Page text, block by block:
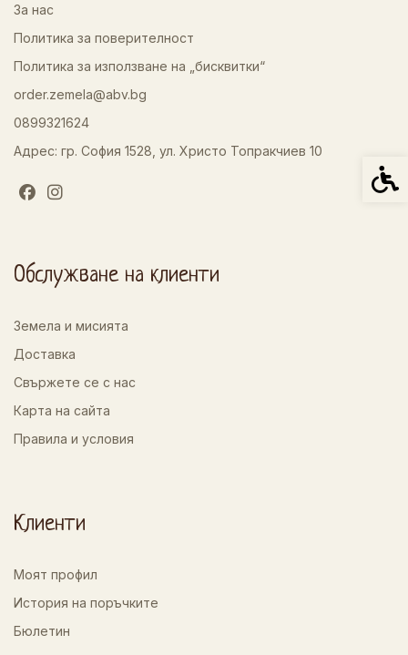
За нас
Политика за поверителност
Политика за използване на „бисквитки“
order.zemela@abv.bg
0899321624
Адрес: гр. София 1528, ул. Христо Топракчиев 10
Обслужване на клиенти
Земела и мисията
Доставка
Свържете се с нас
Карта на сайта
Правила и условия
Клиенти
Моят профил
История на поръчките
Бюлетин